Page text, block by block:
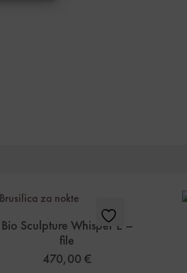
Bio Sculpture Whisper E –
file
470,00€